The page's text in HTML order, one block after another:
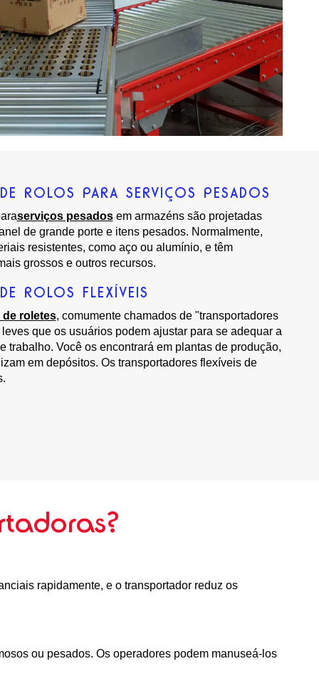
ROLOS PARA SERVIÇOS PESADOS
serviços pesadosem armazéns são projetadas
de grande porte e itens pesados. Normalmente,
resistentes, como aço ou alumínio, e têm
grossos e outros recursos.
ROLOS FLEXÍVEIS
roletes, comumente chamados de "transportadores
que os usuários podem ajustar para se adequar a
trabalho. Você os encontrará em plantas de produção,
em depósitos. Os transportadores flexíveis de
rapidamente, e o transportador reduz os
ou pesados. Os operadores podem manuseá-los